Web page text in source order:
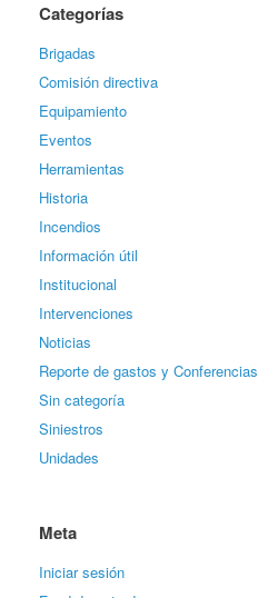
Categorías
Brigadas
Comisión directiva
Equipamiento
Eventos
Herramientas
Historia
Incendios
Información útil
Institucional
Intervenciones
Noticias
Reporte de gastos y Conferencias
Sin categoría
Siniestros
Unidades
Meta
Iniciar sesión